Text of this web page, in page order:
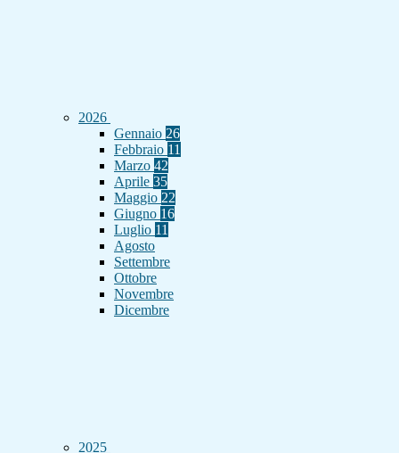
2026
Gennaio 26
Febbraio 11
Marzo 42
Aprile 35
Maggio 22
Giugno 16
Luglio 11
Agosto
Settembre
Ottobre
Novembre
Dicembre
2025